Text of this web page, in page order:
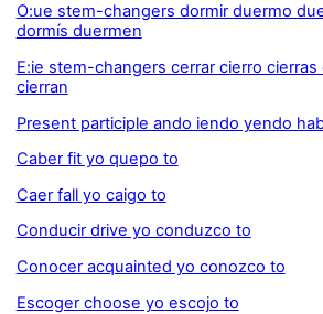
O:ue stem-changers dormir duermo
dormís duermen
E:ie stem-changers cerrar cierro cierras
cierran
Present participle ando iendo yendo
Caber fit yo quepo to
Caer fall yo caigo to
Conducir drive yo conduzco to
Conocer acquainted yo conozco to
Escoger choose yo escojo to